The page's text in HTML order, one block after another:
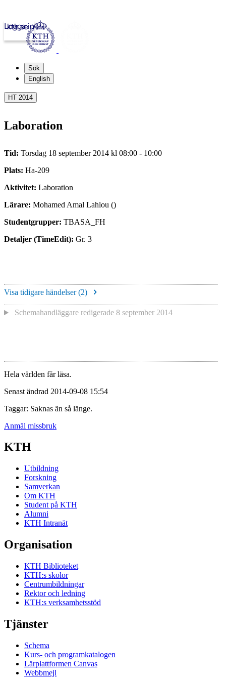
kth.se
Logga in
Sök
English
HT 2014
Laboration
Tid: Torsdag 18 september 2014 kl 08:00 - 10:00
Plats: Ha-209
Aktivitet: Laboration
Lärare: Mohamed Amal Lahlou ()
Studentgrupper: TBASA_FH
Detaljer (TimeEdit): Gr. 3
Visa tidigare händelser (2)
Schemahandläggare redigerade 8 september 2014
Hela världen får läsa.
Senast ändrad 2014-09-08 15:54
Taggar: Saknas än så länge.
Anmäl missbruk
KTH
Utbildning
Forskning
Samverkan
Om KTH
Student på KTH
Alumni
KTH Intranät
Organisation
KTH Biblioteket
KTH:s skolor
Centrumbildningar
Rektor och ledning
KTH:s verksamhetsstöd
Tjänster
Schema
Kurs- och programkatalogen
Lärplattformen Canvas
Webbmejl